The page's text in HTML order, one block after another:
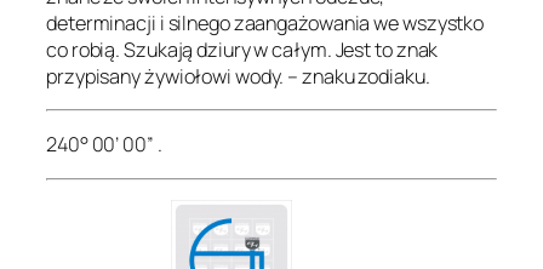
determinacji i silnego zaangażowania we wszystko
co robią. Szukają dziury w całym. Jest to znak
przypisany żywiołowi wody. – znaku zodiaku.
240° 00’ 00” .